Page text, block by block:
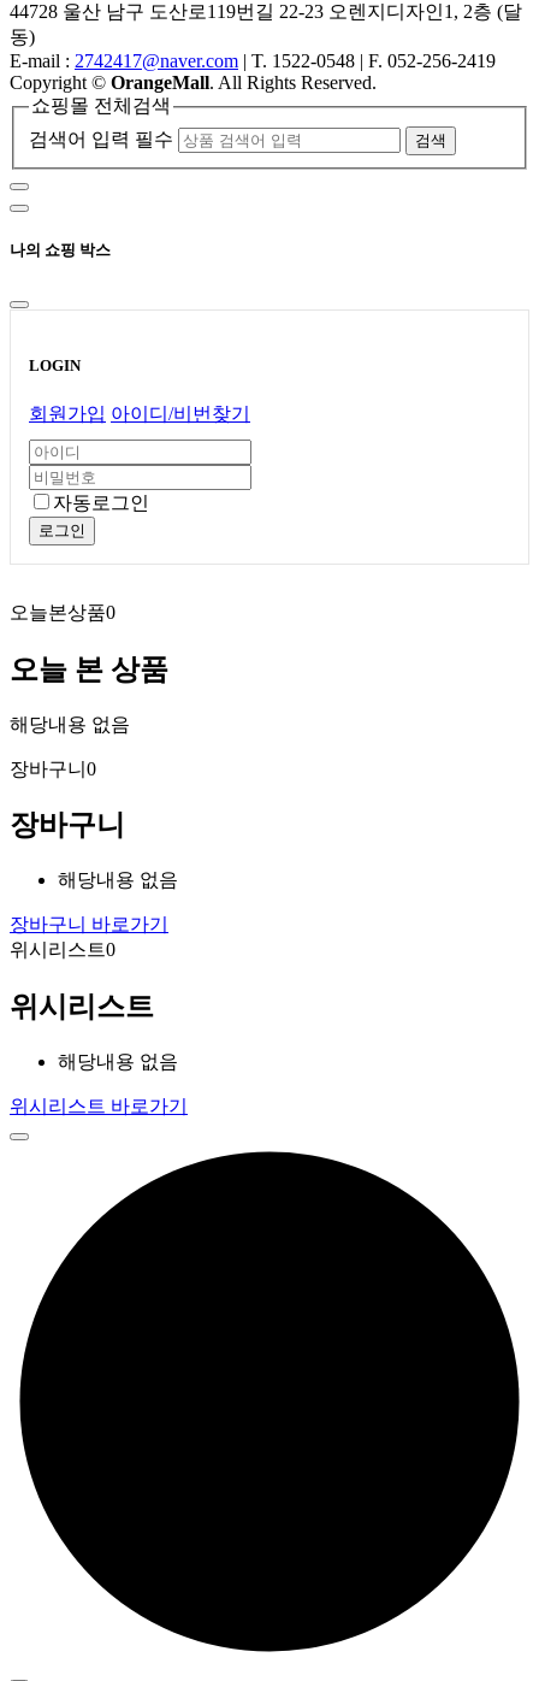
44728 울산 남구 도산로119번길 22-23 오렌지디자인1, 2층 (달
동)
E-mail : 2742417@naver.com | T. 1522-0548 | F. 052-256-2419
Copyright© OrangeMall. All Rights Reserved.
쇼핑몰 전체검색
검색어 입력 필수
검색
나의 쇼핑 박스
LOGIN
회원가입 아이디/비번찾기
자동로그인
로그인
오늘본상품0
오늘 본 상품
해당내용 없음
장바구니 0
장바구니
해당내용 없음
장바구니 바로가기
위시리스트0
위시리스트
해당내용 없음
위시리스트 바로가기